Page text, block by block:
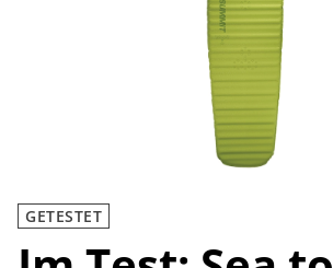
GETESTET